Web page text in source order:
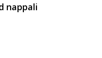
nappali